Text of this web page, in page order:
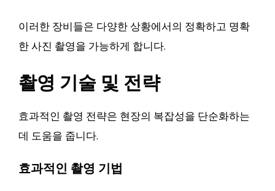
이러한 장비들은 다양한 상황에서의 정확하고 명확
한 사진 촬영을 가능하게 합니다.
촬영 기술 및 전략
효과적인 촬영 전략은 현장의 복잡성을 단순화하는
데 도움을 줍니다.
효과적인 촬영 기법